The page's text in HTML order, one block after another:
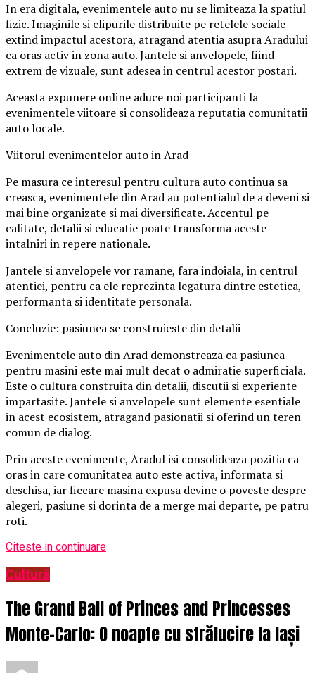
In era digitala, evenimentele auto nu se limiteaza la spatiul
fizic. Imaginile si clipurile distribuite pe retelele sociale
extind impactul acestora, atragand atentia asupra Aradului
ca oras activ in zona auto. Jantele si anvelopele, fiind
extrem de vizuale, sunt adesea in centrul acestor postari.
Aceasta expunere online aduce noi participanti la
evenimentele viitoare si consolideaza reputatia comunitatii
auto locale.
Viitorul evenimentelor auto in Arad
Pe masura ce interesul pentru cultura auto continua sa
creasca, evenimentele din Arad au potentialul de a deveni si
mai bine organizate si mai diversificate. Accentul pe
calitate, detalii si educatie poate transforma aceste
intalniri in repere nationale.
Jantele si anvelopele vor ramane, fara indoiala, in centrul
atentiei, pentru ca ele reprezinta legatura dintre estetica,
performanta si identitate personala.
Concluzie: pasiunea se construieste din detalii
Evenimentele auto din Arad demonstreaza ca pasiunea
pentru masini este mai mult decat o admiratie superficiala.
Este o cultura construita din detalii, discutii si experiente
impartasite. Jantele si anvelopele sunt elemente esentiale
in acest ecosistem, atragand pasionatii si oferind un teren
comun de dialog.
Prin aceste evenimente, Aradul isi consolideaza pozitia ca
oras in care comunitatea auto este activa, informata si
deschisa, iar fiecare masina expusa devine o poveste despre
alegeri, pasiune si dorinta de a merge mai departe, pe patru
roti.
Citeste in continuare
Cultură
The Grand Ball of Princes and Princesses
Monte-Carlo: O noapte cu strălucire la Iași